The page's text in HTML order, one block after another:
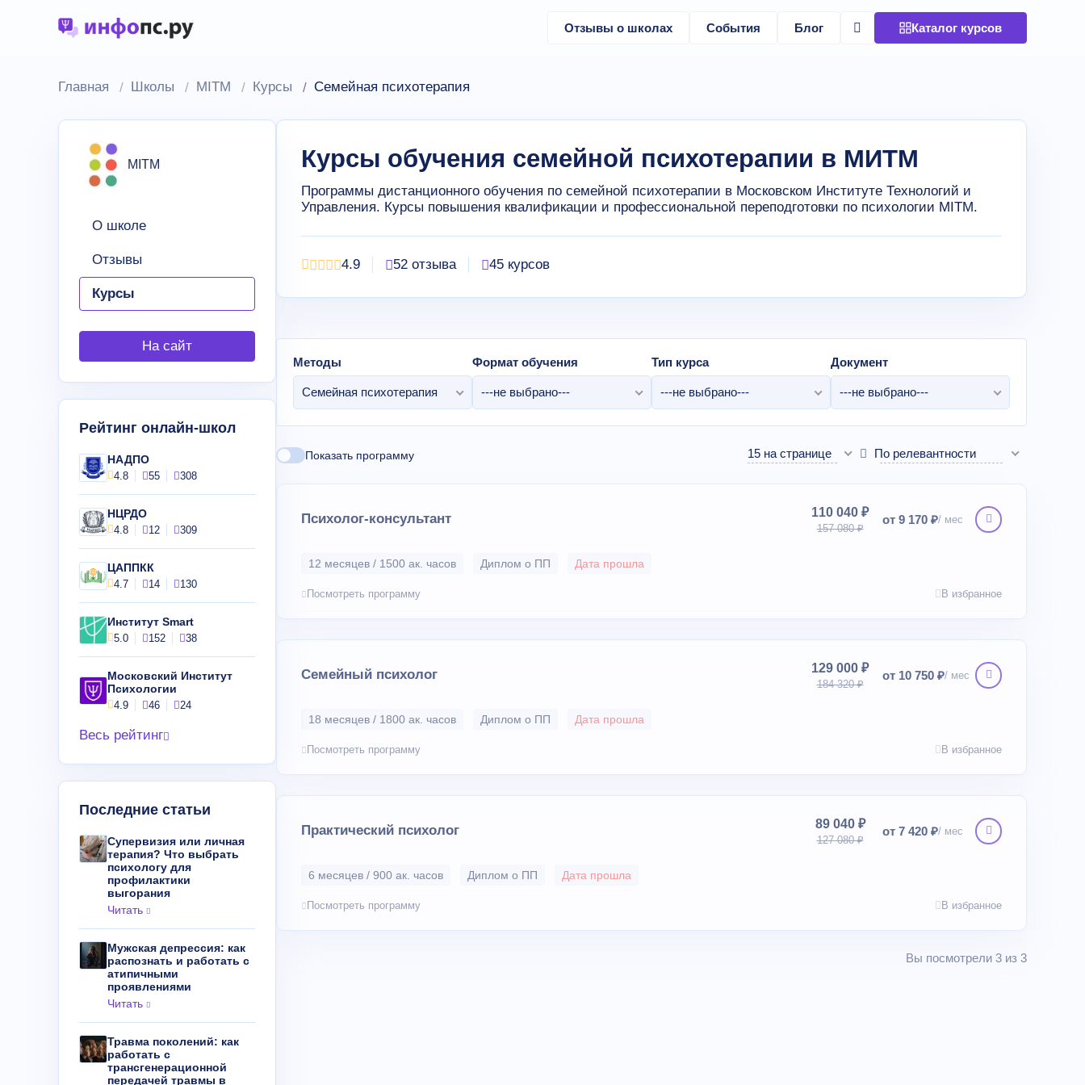
Отзывы о школах События Блог Каталог курсов
Главная Школы MITM Курсы Семейная психотерапия
Курсы обучения семейной психотерапии в МИТМ
Программы дистанционного обучения по семейной психотерапии в Московском Институте Технологий и
Управления. Курсы повышения квалификации и профессиональной переподготовки по психологии MITM.
4.9 52 отзыва 45 курсов
Методы
Семейная психотерапия
Формат обучения
---не выбрано---
Тип курса
---не выбрано---
Документ
---не выбрано---
Показать программу 15 на странице По релевантности
Психолог-консультант 110 040 ₽
157 080 ₽
от 9 170 ₽
12 месяцев / 1500 ак. часов Диплом о ПП Дата прошла
Посмотреть программу В избранное
Семейный психолог 129 000 ₽
184 320 ₽
от 10 750 ₽
18 месяцев / 1800 ак. часов Диплом о ПП Дата прошла
Посмотреть программу В избранное
Практический психолог 89 040 ₽
127 080 ₽
от 7 420 ₽
6 месяцев / 900 ак. часов Диплом о ПП Дата прошла
Посмотреть программу В избранное
Вы посмотрели 3 из 3
MITM
О школе
Отзывы
Курсы
На сайт
Рейтинг онлайн-школ
НАДПО
4.8 55 308
НЦРДО
4.8 12 309
ЦАППКК
4.7 14 130
Институт Smart
5.0 152 38
Московский Институт
Психологии
4.9 46 24
Весь рейтинг
Последние статьи
Супервизия или личная
терапия? Что выбрать
психологу для
профилактики
выгорания
Читать
Мужская депрессия: как
распознать и работать с
атипичными
проявлениями
Читать
Травма поколений: как
работать с
трансгенерационной
передачей травмы в